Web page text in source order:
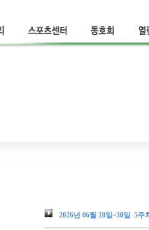
스포츠센터 동호회 열
2026년 06월 28일~30일 5주